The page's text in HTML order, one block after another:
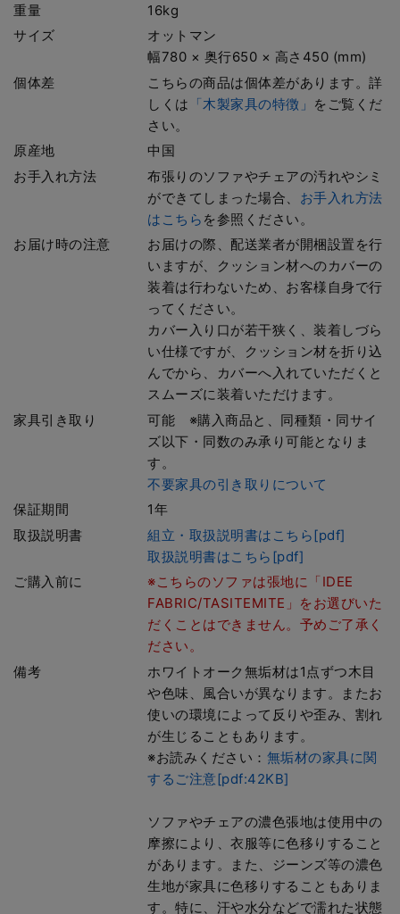
重量
16kg
サイズ
オットマン
幅780 × 奥行650 × 高さ450 (mm)
個体差
こちらの商品は個体差があります。詳
しくは 「木製家具の特徴」 をご覧くだ
さい。
原産地
中国
お手入れ方法
布張りのソファやチェアの汚れやシミ
ができてしまった場合、 お手入れ方法
はこちら を参照ください。
お届け時の注意
お届けの際、配送業者が開梱設置を行
いますが、クッション材へのカバーの
装着は行わないため、お客様自身で行
ってください。
カバー入り口が若干狭く、装着しづら
い仕様ですが、クッション材を折り込
んでから、カバーへ入れていただくと
スムーズに装着いただけます。
家具引き取り
可能 ※購入商品と、同種類・同サイ
ズ以下・同数のみ承り可能となりま
す。
不要家具の引き取りについて
保証期間
1年
取扱説明書
組立・取扱説明書はこちら[pdf]
取扱説明書はこちら[pdf]
ご購入前に
※こちらのソファは張地に「IDEE
FABRIC/TASITEMITE」をお選びいた
だくことはできません。予めご了承く
ださい。
備考
ホワイトオーク無垢材は1点ずつ木目
や色味、風合いが異なります。またお
使いの環境によって反りや歪み、割れ
が生じることもあります。
※お読みください： 無垢材の家具に関
するご注意[pdf:42KB]
ソファやチェアの濃色張地は使用中の
摩擦により、衣服等に色移りすること
があります。また、ジーンズ等の濃色
生地が家具に色移りすることもありま
す。特に、汗や水分などで濡れた状態